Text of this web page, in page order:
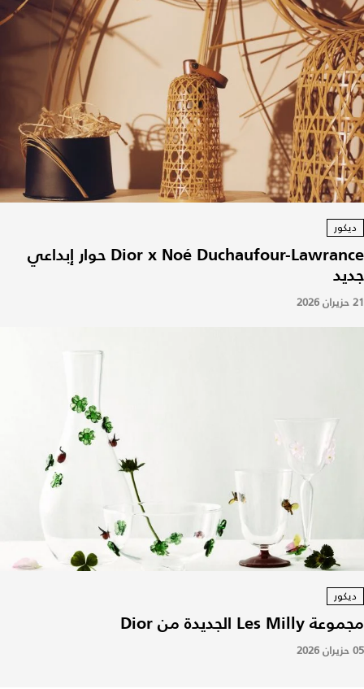
ديكور
Dior x Noé Duchaufour-Lawrance حوار إبداعي
جديد
21 حزيران 2026
ديكور
مجموعة Les Milly الجديدة من Dior
05 حزيران 2026